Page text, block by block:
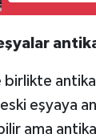
eşyaya
ama